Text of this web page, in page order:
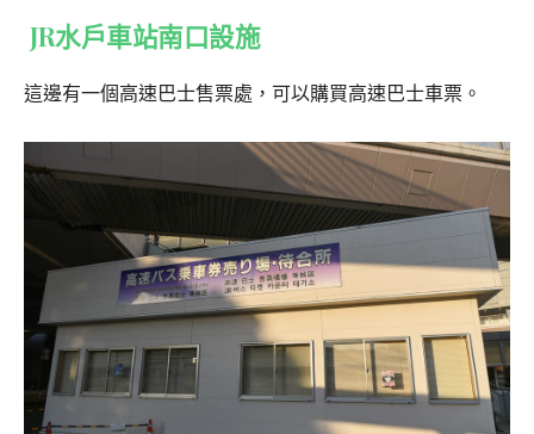
JR水戶車站南口設施
這邊有一個高速巴士售票處，可以購買高速巴士車票。